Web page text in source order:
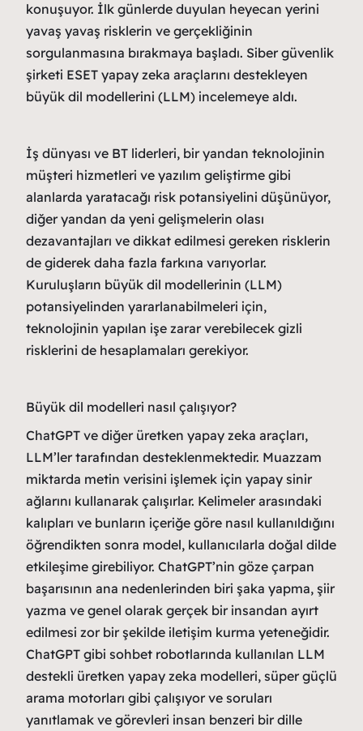
konuşuyor. İlk günlerde duyulan heyecan yerini
yavaş yavaş risklerin ve gerçekliğinin
sorgulanmasına bırakmaya başladı. Siber güvenlik
şirketi ESET yapay zeka araçlarını destekleyen
büyük dil modellerini (LLM) incelemeye aldı.
İş dünyası ve BT liderleri, bir yandan teknolojinin
müşteri hizmetleri ve yazılım geliştirme gibi
alanlarda yaratacağı risk potansiyelini düşünüyor,
diğer yandan da yeni gelişmelerin olası
dezavantajları ve dikkat edilmesi gereken risklerin
de giderek daha fazla farkına varıyorlar.
Kuruluşların büyük dil modellerinin (LLM)
potansiyelinden yararlanabilmeleri için,
teknolojinin yapılan işe zarar verebilecek gizli
risklerini de hesaplamaları gerekiyor.
Büyük dil modelleri nasıl çalışıyor?
ChatGPT ve diğer üretken yapay zeka araçları,
LLM’ler tarafından desteklenmektedir. Muazzam
miktarda metin verisini işlemek için yapay sinir
ağlarını kullanarak çalışırlar. Kelimeler arasındaki
kalıpları ve bunların içeriğe göre nasıl kullanıldığını
öğrendikten sonra model, kullanıcılarla doğal dilde
etkileşime girebiliyor. ChatGPT’nin göze çarpan
başarısının ana nedenlerinden biri şaka yapma, şiir
yazma ve genel olarak gerçek bir insandan ayırt
edilmesi zor bir şekilde iletişim kurma yeteneğidir.
ChatGPT gibi sohbet robotlarında kullanılan LLM
destekli üretken yapay zeka modelleri, süper güçlü
arama motorları gibi çalışıyor ve soruları
yanıtlamak ve görevleri insan benzeri bir dille